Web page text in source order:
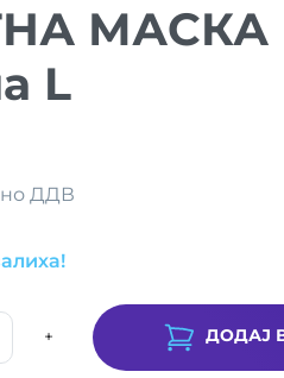
МАСКА
L
ДДВ
+ ДОДАЈ